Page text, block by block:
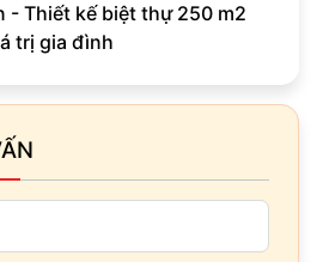
- Thiết kế biệt thự 250 m2
trị gia đình